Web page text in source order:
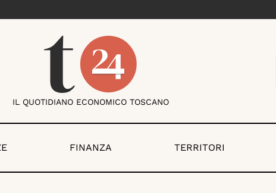
IL QUOTIDIANO ECONOMICO TOSCANO
FINANZA TERRITORI